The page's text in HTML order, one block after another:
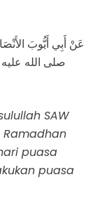
عَنْ أَبِي أَيُّوبَ
صلى الله
SAW
Ramadhan
puasa
puasa